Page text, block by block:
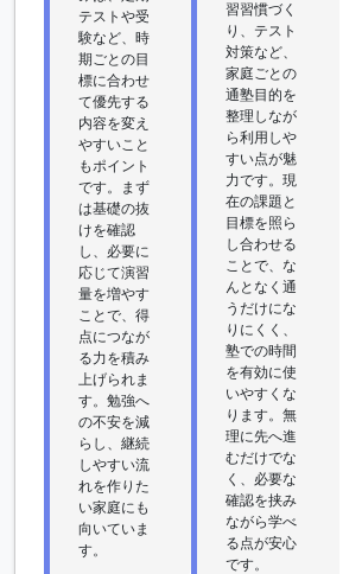
テストや受
験など、時
期ごとの目
標に合わせ
て優先する
内容を変え
やすいこと
もポイント
です。まず
は基礎の抜
けを確認
し、必要に
応じて演習
量を増やす
ことで、得
点につなが
る力を積み
上げられま
す。勉強へ
の不安を減
らし、継続
しやすい流
れを作りた
い家庭にも
向いていま
す。
習習慣づく
り、テスト
対策など、
家庭ごとの
通塾目的を
整理しなが
ら利用しや
すい点が魅
力です。現
在の課題と
目標を照ら
し合わせる
ことで、な
んとなく通
うだけにな
りにくく、
塾での時間
を有効に使
いやすくな
ります。無
理に先へ進
むだけでな
く、必要な
確認を挟み
ながら学べ
る点が安心
です。